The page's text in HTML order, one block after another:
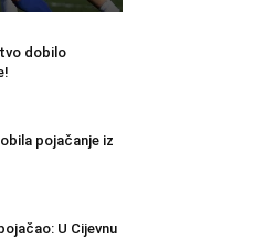
dobilo
pojačanje iz
U Cijevnu